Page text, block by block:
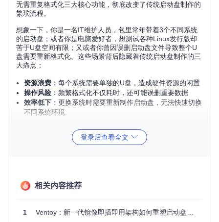
无需重复格式化三大核心功能，彻底改变了传统启动盘制作的
繁琐流程。
想象一下，你是一名IT维护人员，包里常年带着3个不同系统
的启动盘；或者你是电脑爱好者，想测试各种Linux发行版却
苦于U盘空间有限；又或者你曾因误删启动盘文件导致整个U
盘需要重新格式化。这些场景背后隐藏着传统启动盘制作的三
大痛点：
资源浪费 ：每个系统需要单独的U盘，造成硬件资源的闲置
操作风险 ：频繁格式化不仅耗时，还可能误删重要数据
效率低下 ：更换系统时需要重新制作启动盘，无法快速切换
不同系统环境
传统工具就像一次性饭盒，每次使用都要重新"打包"系统文
件；而Ventoy则像一个智能文件柜，所有系统镜像都可以随时
取用，无需重新整理。
一个图书索引（启动引导程序），让你可以直接翻阅任何一本
书。它在U盘上创建两个分区：一个小型系统分区存放引导程
登录后查看全文
相关内容推荐
1 Ventoy：新一代镜像即插即用架构如何重塑启动盘制作全场景